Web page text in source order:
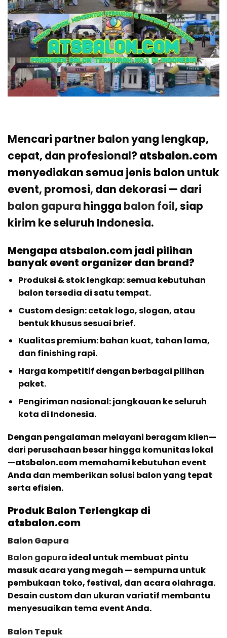
Mencari partner balon yang lengkap,
cepat, dan profesional? atsbalon.com
menyediakan semua jenis balon untuk
event, promosi, dan dekorasi — dari
balon gapura hingga balon foil, siap
kirim ke seluruh Indonesia.
Mengapa atsbalon.com jadi pilihan
banyak event organizer dan brand?
Produksi & stok lengkap: semua kebutuhan
balon tersedia di satu tempat.
Custom design: cetak logo, slogan, atau
bentuk khusus sesuai brief.
Kualitas premium: bahan kuat, tahan lama,
dan finishing rapi.
Harga kompetitif dengan berbagai pilihan
paket.
Pengiriman nasional: jangkauan ke seluruh
kota di Indonesia.
Dengan pengalaman melayani beragam klien—
dari perusahaan besar hingga komunitas lokal
—atsbalon.commemahami kebutuhan event
Anda dan memberikan solusi balon yang tepat
serta efisien.
Produk Balon Terlengkap di
atsbalon.com
Balon Gapura
Balon gapura ideal untuk membuat pintu
masuk acara yang megah — sempurna untuk
pembukaan toko, festival, dan acara olahraga.
Desain custom dan ukuran variatif membantu
menyesuaikan tema event Anda.
Balon Tepuk